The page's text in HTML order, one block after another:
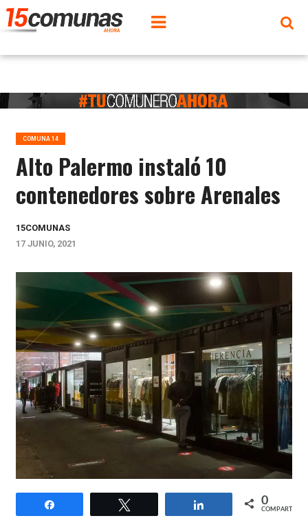
COMUNA 14
Alto Palermo instaló 10
contenedores sobre Arenales
15COMUNAS
17 JUNIO, 2021
Compartir 0
COMPARTIR